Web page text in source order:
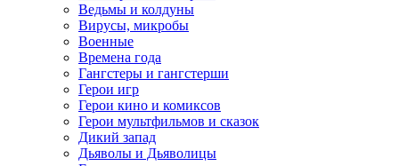
Ведьмы и колдуны
Вирусы, микробы
Военные
Времена года
Гангстеры и гангстерши
Герои игр
Герои кино и комиксов
Герои мультфильмов и сказок
Дикий запад
Дьяволы и Дьяволицы